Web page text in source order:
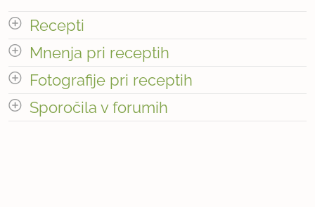
Recepti
Število receptov: 4
Mnenja pri receptih
odpri vse
« prejšnja 1 6 naslednja Â»
Fotografije pri receptih
Sporočila v forumih